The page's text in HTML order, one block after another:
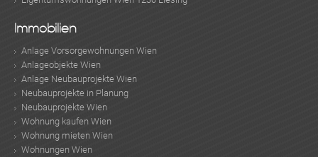
Immobilien
Anlage Vorsorgewohnungen Wien
Anlageobjekte Wien
Anlage Neubauprojekte Wien
Neubauprojekte in Planung
Neubauprojekte Wien
Wohnung kaufen Wien
Wohnung mieten Wien
Wohnungen Wien